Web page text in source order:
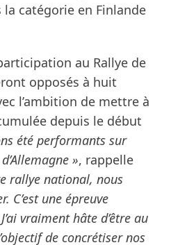
catégorie en Finlande
au Rallye de
opposés à huit
l’ambition de mettre à
depuis le début
été performants sur
», rappelle
rallye national, nous
C’est une épreuve
vraiment hâte d’être au
de concrétiser nos